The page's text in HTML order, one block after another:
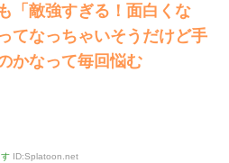
「敵強すぎる！面白くな
てなっちゃいそうだけど手
かなって毎回悩む
ID:Splatoon.net